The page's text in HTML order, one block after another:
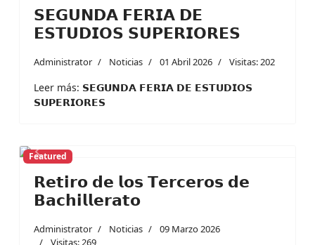
𝗦𝗘𝗚𝗨𝗡𝗗𝗔 𝗙𝗘𝗥𝗜𝗔 𝗗𝗘
𝗘𝗦𝗧𝗨𝗗𝗜𝗢𝗦 𝗦𝗨𝗣𝗘𝗥𝗜𝗢𝗥𝗘𝗦
Administrator Noticias 01 Abril 2026 Visitas: 202
Leer más: 𝗦𝗘𝗚𝗨𝗡𝗗𝗔 𝗙𝗘𝗥𝗜𝗔 𝗗𝗘 𝗘𝗦𝗧𝗨𝗗𝗜𝗢𝗦
𝗦𝗨𝗣𝗘𝗥𝗜𝗢𝗥𝗘𝗦
Previous
Featured
𝗥𝗲𝘁𝗶𝗿𝗼 𝗱𝗲 𝗹𝗼𝘀 𝗧𝗲𝗿𝗰𝗲𝗿𝗼𝘀 𝗱𝗲
𝗕𝗮𝗰𝗵𝗶𝗹𝗹𝗲𝗿𝗮𝘁𝗼
Administrator Noticias
09 Marzo 2026
Visitas: 269